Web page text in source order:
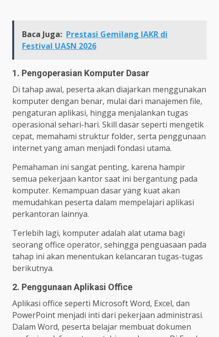
Baca Juga: Prestasi Gemilang IAKR di
Festival UASN 2026
1. Pengoperasian Komputer Dasar
Di tahap awal, peserta akan diajarkan menggunakan
komputer dengan benar, mulai dari manajemen file,
pengaturan aplikasi, hingga menjalankan tugas
operasional sehari-hari. Skill dasar seperti mengetik
cepat, memahami struktur folder, serta penggunaan
internet yang aman menjadi fondasi utama.
Pemahaman ini sangat penting, karena hampir
semua pekerjaan kantor saat ini bergantung pada
komputer. Kemampuan dasar yang kuat akan
memudahkan peserta dalam mempelajari aplikasi
perkantoran lainnya.
Terlebih lagi, komputer adalah alat utama bagi
seorang office operator, sehingga penguasaan pada
tahap ini akan menentukan kelancaran tugas-tugas
berikutnya.
2. Penggunaan Aplikasi Office
Aplikasi office seperti Microsoft Word, Excel, dan
PowerPoint menjadi inti dari pekerjaan administrasi.
Dalam Word, peserta belajar membuat dokumen